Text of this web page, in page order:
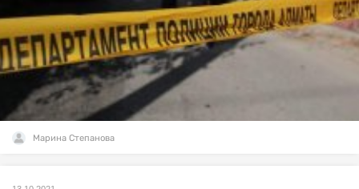
Марина Степанова